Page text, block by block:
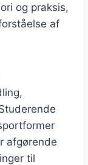
og praksis,
af
afgørende
til